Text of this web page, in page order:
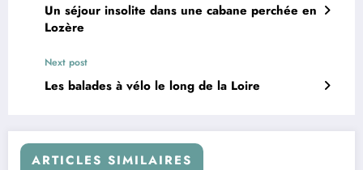
Un séjour insolite dans une cabane perchée en
Lozère
Next post
Les balades à vélo le long de la Loire
ARTICLES SIMILAIRES